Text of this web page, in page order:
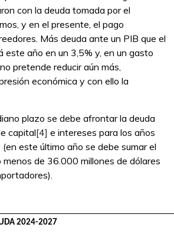
con la deuda tomada por el
y en el presente, el pago
Más deuda ante un PIB que el
este año en un 3,5% y, en un gasto
pretende reducir aún más,
económica y con ello la
plazo se debe afrontar la deuda
capital[4] e intereses para los años
este último año se debe sumar el
menos de 36.000 millones de dólares
2024-2027